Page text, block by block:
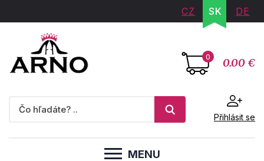
CZ SK DE
0 0.00 €
Přihlásit se
MENU